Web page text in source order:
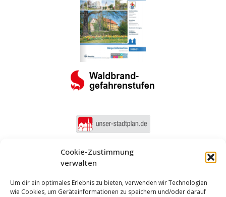
Cookie-Zustimmung
verwalten
Um dir ein optimales Erlebnis zu bieten, verwenden wir Technologien
wie Cookies, um Geräteinformationen zu speichern und/oder darauf